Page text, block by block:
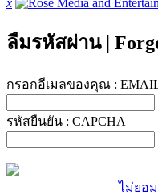
x
ลืมรหัสผ่าน |
กรอกอีเมลของคุณ :
รหัสยืนยัน : CAPCHA
ไม่ยอม